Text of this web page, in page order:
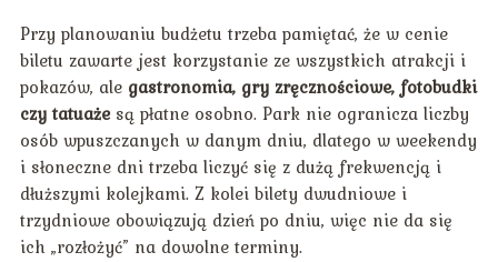
Przy planowaniu budżetu trzeba pamiętać, że w cenie
biletu zawarte jest korzystanie ze wszystkich atrakcji i
pokazów, ale gastronomia, gry zręcznościowe, fotobudki
czy tatuażesą płatne osobno. Park nie ogranicza liczby
osób wpuszczanych w danym dniu, dlatego w weekendy
i słoneczne dni trzeba liczyć się z dużą frekwencją i
dłuższymi kolejkami. Z kolei bilety dwudniowe i
trzydniowe obowiązują dzień po dniu, więc nie da się
ich „rozłożyć” na dowolne terminy.